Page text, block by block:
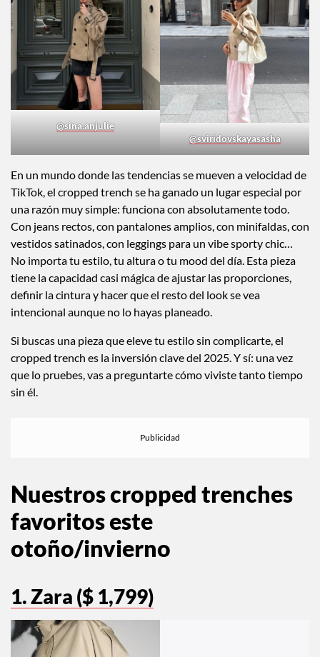
@sina.anjulie
@sviridovskayasasha
En un mundo donde las tendencias se mueven a velocidad de
TikTok, el cropped trench se ha ganado un lugar especial por
una razón muy simple: funciona con absolutamente todo.
Con jeans rectos, con pantalones amplios, con minifaldas, con
vestidos satinados, con leggings para un vibe sporty chic…
No importa tu estilo, tu altura o tu mood del día. Esta pieza
tiene la capacidad casi mágica de ajustar las proporciones,
definir la cintura y hacer que el resto del look se vea
intencional aunque no lo hayas planeado.
Si buscas una pieza que eleve tu estilo sin complicarte, el
cropped trench es la inversión clave del 2025. Y sí: una vez
que lo pruebes, vas a preguntarte cómo viviste tanto tiempo
sin él.
Nuestros cropped trenches
favoritos este
otoño/invierno
1. Zara ($ 1,799)